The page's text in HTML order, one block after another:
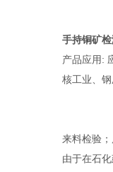
手持铜矿
产品应用:
核工业、
来料检验
由于在石